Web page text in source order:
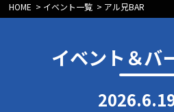
HOME > イベント一覧 > アル兄BAR
イベント＆バ